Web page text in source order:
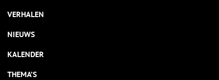
VERHALEN
NIEUWS
KALENDER
THEMA’S